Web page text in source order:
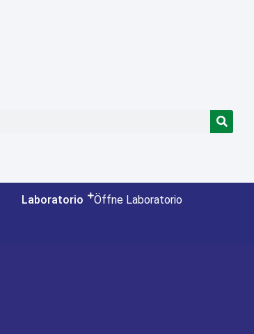
Laboratorio Öffne Laboratorio